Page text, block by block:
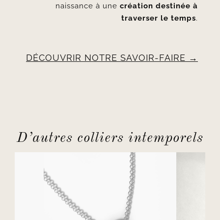
naissance à unecréation destinée à
traverser le temps.
DÉCOUVRIR NOTRE SAVOIR-FAIRE
D’autres colliers intemporels